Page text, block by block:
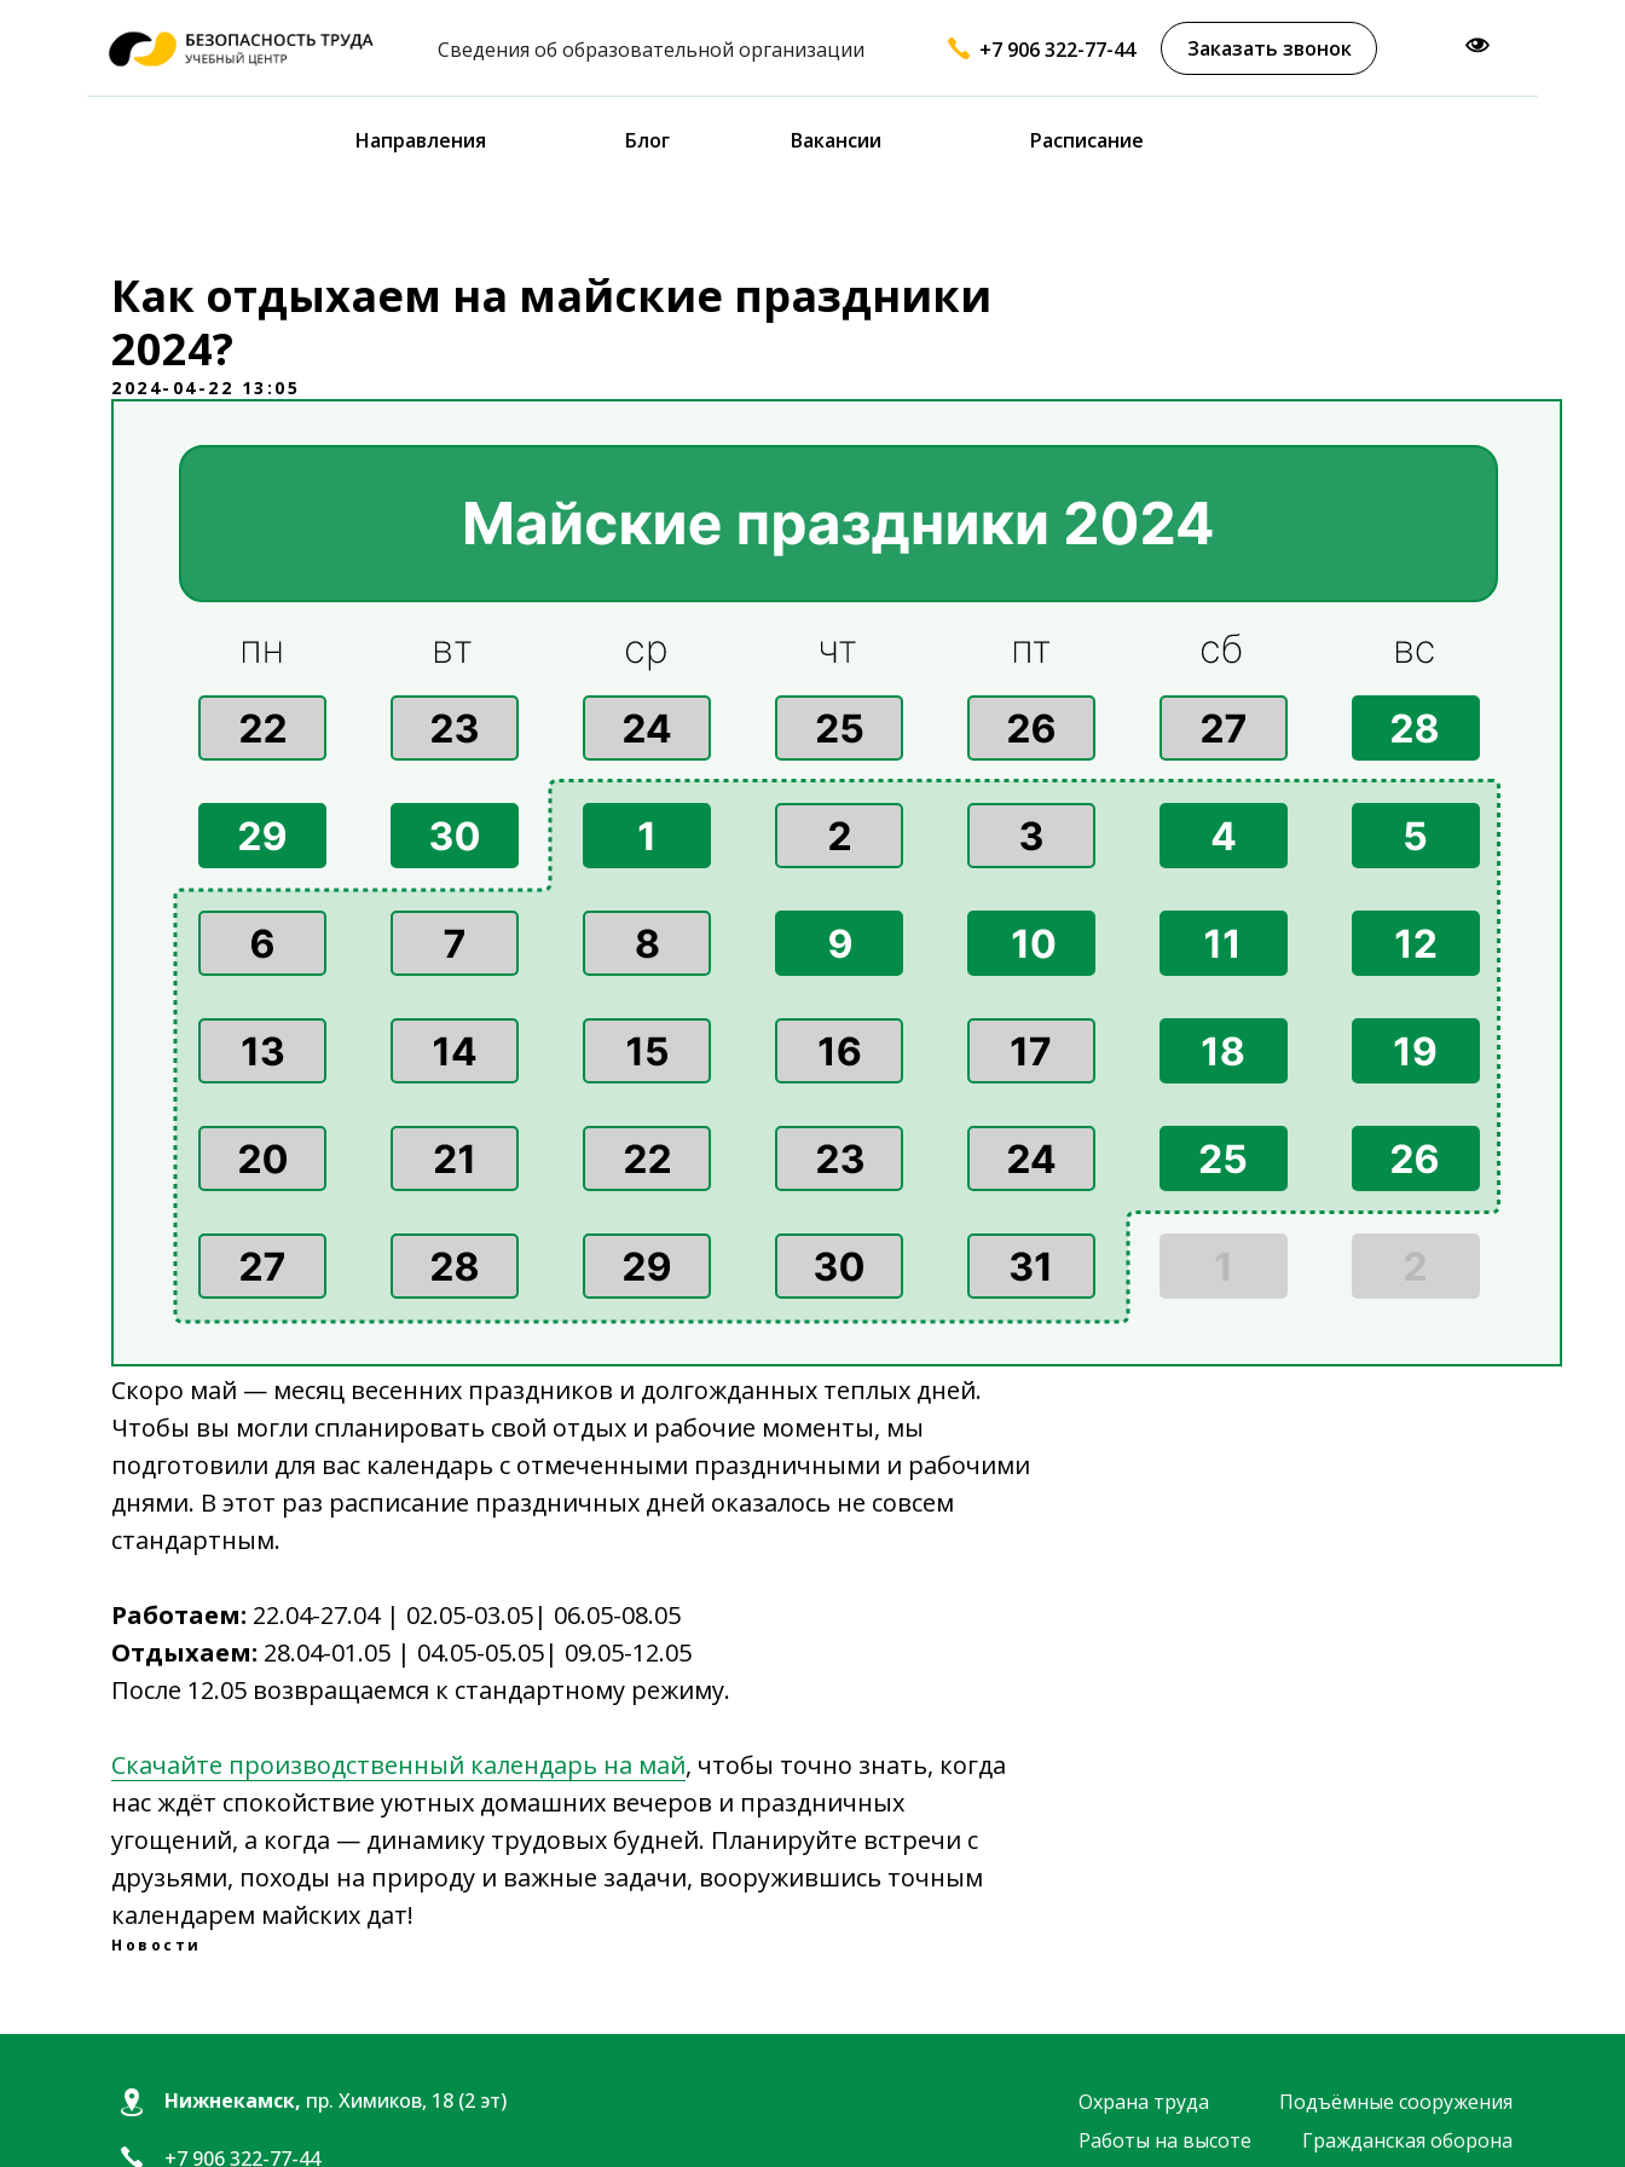
Блог Вакансии
+7 906 322-77-44 Заказать звонок
Направления
Сведения об образовательной организации
Расписание
Как отдыхаем на майские праздники
2024?
2024-04-22 13:05
Скоро май — месяц весенних праздников и долгожданных теплых дней.
Чтобы вы могли спланировать свой отдых и рабочие моменты, мы
подготовили для вас календарь с отмеченными праздничными и рабочими
днями. В этот раз расписание праздничных дней оказалось не совсем
стандартным.
Работаем: 22.04-27.04 | 02.05-03.05| 06.05-08.05
Отдыхаем: 28.04-01.05 | 04.05-05.05| 09.05-12.05
После 12.05 возвращаемся к стандартному режиму.
Скачайте производственный календарь на май, чтобы точно знать, когда
нас ждёт спокойствие уютных домашних вечеров и праздничных
угощений, а когда — динамику трудовых будней. Планируйте встречи с
друзьями, походы на природу и важные задачи, вооружившись точным
календарем майских дат!
Новости
Нижнекамск, пр. Химиков, 18 (2 эт)
Обед
11:30 - 13:00
+7 906 322-77-44
Охрана труда
Работы на высоте
Гражданская оборона
Подъёмные сооружения